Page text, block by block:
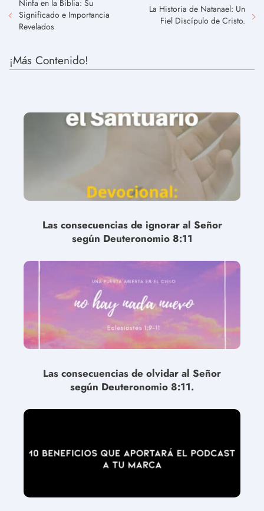
Ninfa en la Biblia: Su
Significado e Importancia
Revelados
La Historia de Natanael: Un
Fiel Discípulo de Cristo.
¡Más Contenido!
Las consecuencias de ignorar al Señor
según Deuteronomio 8:11
Las consecuencias de olvidar al Señor
según Deuteronomio 8:11.